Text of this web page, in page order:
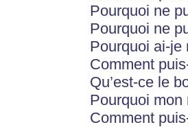
Pourquoi ne
Pourquoi ne
Pourquoi ai-je
Comment
Qu’est-ce le
Pourquoi mon
Comment